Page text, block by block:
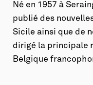
Né en 1957 à
publié des
Sicile ainsi que de
dirigé la principale
Belgique